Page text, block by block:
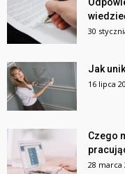
30
Jak
16 lipca
Czego
28 marca